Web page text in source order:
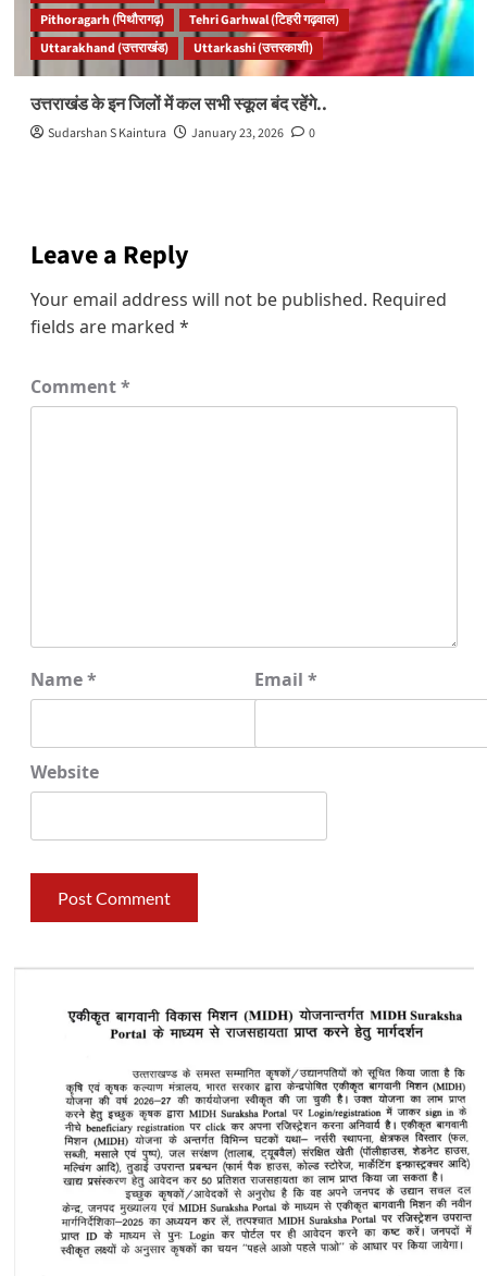
Pithoragarh (पिथौरागढ़)
Tehri Garhwal (टिहरी गढ़वाल)
Uttarakhand (उत्तराखंड)
Uttarkashi (उत्तरकाशी)
उत्तराखंड के इन जिलों में कल सभी स्कूल बंद रहेंगे..
Sudarshan S Kaintura January 23, 2026 0
Leave a Reply
Your email address will not be published. Required
fields are marked *
Comment*
Name* Email *
Website